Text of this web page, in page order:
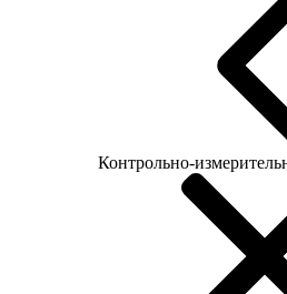
Контрольно-